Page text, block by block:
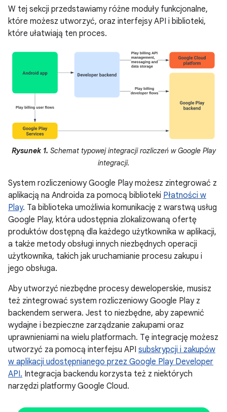
W tej sekcji przedstawiamy różne moduły funkcjonalne,
które możesz utworzyć, oraz interfejsy API i biblioteki,
które ułatwiają ten proces.
Rysunek 1. Schemat typowej integracji rozliczeń w Google Play
integracji.
System rozliczeniowy Google Play możesz zintegrować z
aplikacją na Androida za pomocą biblioteki Płatności w
Play. Ta biblioteka umożliwia komunikację z warstwą usług
Google Play, która udostępnia zlokalizowaną ofertę
produktów dostępną dla każdego użytkownika w aplikacji,
a także metody obsługi innych niezbędnych operacji
użytkownika, takich jak uruchamianie procesu zakupu i
jego obsługa.
Aby utworzyć niezbędne procesy deweloperskie, musisz
też zintegrować system rozliczeniowy Google Play z
backendem serwera. Jest to niezbędne, aby zapewnić
wydajne i bezpieczne zarządzanie zakupami oraz
uprawnieniami na wielu platformach. Tę integrację możesz
utworzyć za pomocą interfejsu API subskrypcji i zakupów
w aplikacji udostępnianego przez Google Play Developer
API. Integracja backendu korzysta też z niektórych
narzędzi platformy Google Cloud.